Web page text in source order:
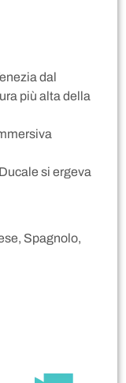
dal
più alta della
si ergeva
Spagnolo,